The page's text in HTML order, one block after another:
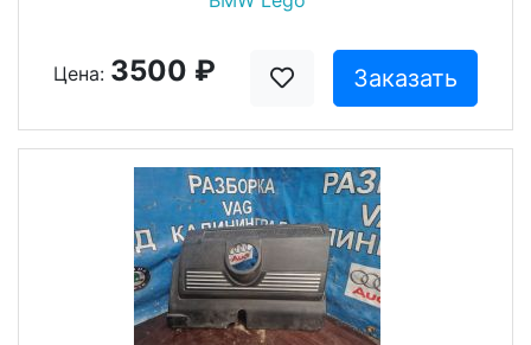
Цена: 3500 ₽ Заказать